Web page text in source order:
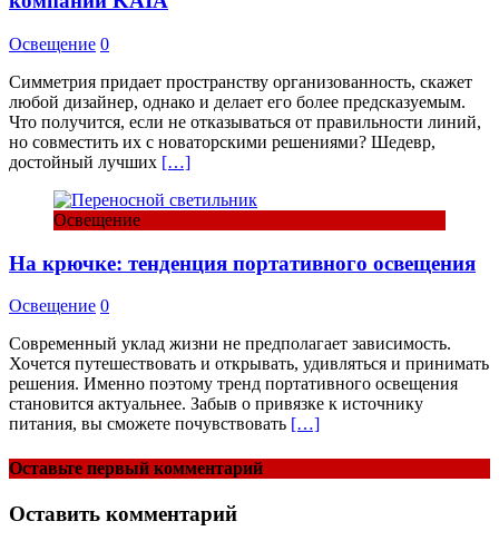
Освещение 0
Симметрия придает пространству организованность, скажет
любой дизайнер, однако и делает его более предсказуемым.
Что получится, если не отказываться от правильности линий,
но совместить их с новаторскими решениями? Шедевр,
достойный лучших […]
Освещение
На крючке: тенденция портативного освещения
Освещение 0
Современный уклад жизни не предполагает зависимость.
Хочется путешествовать и открывать, удивляться и принимать
решения. Именно поэтому тренд портативного освещения
становится актуальнее. Забыв о привязке к источнику
питания, вы сможете почувствовать […]
Оставьте первый комментарий
Оставить комментарий